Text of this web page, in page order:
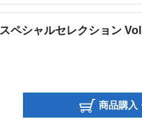
ペシャルセレクション
商品購入